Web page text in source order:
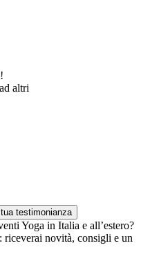
altri
tua testimonianza
Yoga in Italia e all’estero?
novità, consigli e un